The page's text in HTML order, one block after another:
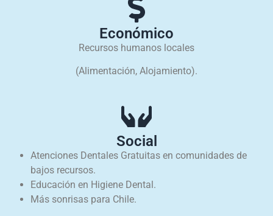
Económico
Recursos humanos locales
(Alimentación, Alojamiento).
Social
Atenciones Dentales Gratuitas en comunidades de
bajos recursos.
Educación en Higiene Dental.
Más sonrisas para Chile.